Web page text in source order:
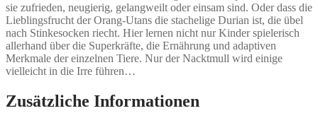
sie zufrieden, neugierig, gelangweilt oder einsam sind. Oder dass die
Lieblingsfrucht der Orang-Utans die stachelige Durian ist, die übel
nach Stinkesocken riecht. Hier lernen nicht nur Kinder spielerisch
allerhand über die Superkräfte, die Ernährung und adaptiven
Merkmale der einzelnen Tiere. Nur der Nacktmull wird einige
vielleicht in die Irre führen…
Zusätzliche Informationen